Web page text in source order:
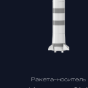
Ракета-носитель